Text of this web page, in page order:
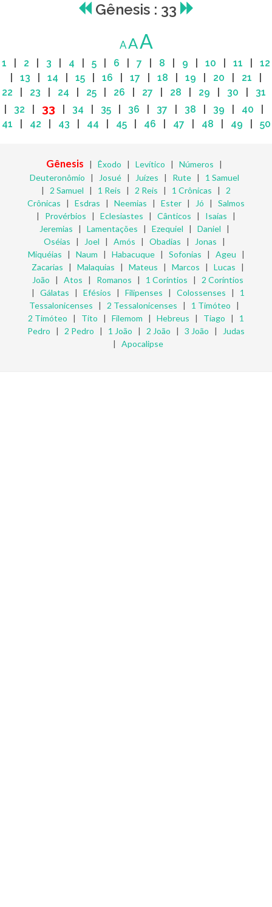
Gênesis : 33
AAA
1 2 3 4 5 6 7 8 9 10 11
12
13 14 15 16 17 18 19 20 21
22
23 24 25| 26 27 28 29 30
31
32 33 34 35| 36 37 38 39 40
41
42 43 44 45| 46 47 48 49 50
Gênesis | Êxodo | Levítico | Números |
Deuteronômio | Josué| Juízes | Rute| 1 Samuel
| 2 Samuel | 1 Reis | 2 Reis | 1 Crônicas | 2
Crônicas | Esdras | Neemias | Ester | Jó | Salmos
| Provérbios | Eclesiastes | Cânticos | Isaías |
Jeremias | Lamentações | Ezequiel | Daniel |
Oséias | Joel | Amós | Obadias | Jonas |
Miquéias | Naum | Habacuque| Sofonias | Ageu |
Zacarias | Malaquias | Mateus | Marcos | Lucas |
João | Atos | Romanos | 1 Coríntios | 2 Coríntios
| Gálatas | Efésios | Filipenses | Colossenses | 1
Tessalonicenses | 2 Tessalonicenses | 1 Timóteo |
2 Timóteo | Tito | Filemom | Hebreus | Tiago | 1
Pedro | 2 Pedro | 1 João | 2 João | 3 João |
Judas
| Apocalipse